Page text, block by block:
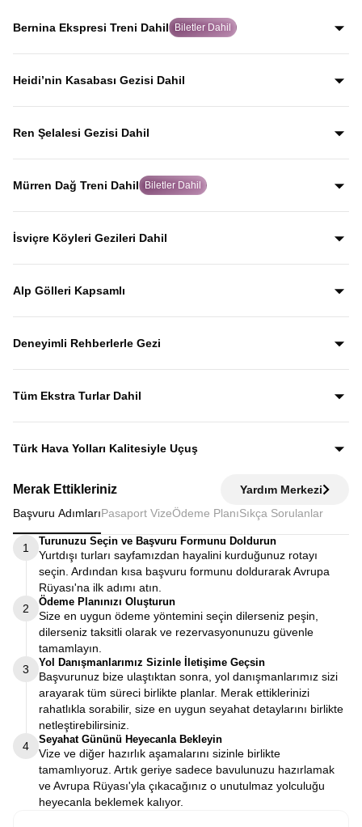
Bernina Ekspresi Treni Dahil Biletler Dahil
Dünyanın en ünlü tren rotalarından Bernina Ekspresi için
biletleri misafirlerimiz adına alıyor, Alp manzaraları
Heidi’nin Kasabası Gezisi Dahil
Dünyaca ünlü Heidi hikâyesine ilham veren Heididorf
kasabasını gezerek, Alp manzaraları eşliğinde masalsı
Ren Şelalesi Gezisi Dahil
Avrupa’nın en büyük şelalesi olan Ren Şelalesi, coşkulu
suları ve etkileyici manzarasıyla rehberli gezi programında
Mürren Dağ Treni Dahil Biletler Dahil
İsviçre Alpleri’nin en etkileyici dağ rotalarından biri olan
Mürren Dağ Treni ile; vadi ve Alp köyleri manzaraları
İsviçre Köyleri Gezileri Dahil
İsviçre Alpleri’nin en kartpostallık kasabaları olan Mürren,
Grindelwald ve Lauterbrunnen, Alp manzaraları eşliğinde
Alp Gölleri Kapsamlı
Gezi boyunca Luzern, Leman, Zürih, Brienz ve Thun
göllerini görerek İsviçre’nin en etkileyici Alp manzaralarına
Deneyimli Rehberlerle Gezi
Yıllardır bu tur rotasını birebir uygulayan ve deneyimleyen
rehberler eşliğinde gezerek; şehirleri sadece görmekle
Tüm Ekstra Turlar Dahil
Yola çıktığınızda sürpriz ödemelerle karşılaşmazsınız.
Ekstra tur ücreti alınmaz; programda yer alan tüm geziler
Türk Hava Yolları Kalitesiyle Uçuş
Yolları’nın konforu ve hizmet kalitesiyle seyahat edersiniz.
Merak Ettikleriniz
Yardım Merkezi
Başvuru AdımlarıPasaport VizeÖdeme Planı Sıkça Sorulanlar
1
Turunuzu Seçin ve Başvuru Formunu Doldurun
Yurtdışı turları sayfamızdan hayalini kurduğunuz rotayı
seçin. Ardından kısa başvuru formunu doldurarak Avrupa
Rüyası'na ilk adımı atın.
2
Ödeme Planınızı Oluşturun
Size en uygun ödeme yöntemini seçin dilerseniz peşin,
dilerseniz taksitli olarak ve rezervasyonunuzu güvenle
tamamlayın.
3
Yol Danışmanlarımız Sizinle İletişime Geçsin
Başvurunuz bize ulaştıktan sonra, yol danışmanlarımız sizi
arayarak tüm süreci birlikte planlar. Merak ettiklerinizi
rahatlıkla sorabilir, size en uygun seyahat detaylarını birlikte
netleştirebilirsiniz.
4
Seyahat Gününü Heyecanla Bekleyin
Vize ve diğer hazırlık aşamalarını sizinle birlikte
tamamlıyoruz. Artık geriye sadece bavulunuzu hazırlamak
ve Avrupa Rüyası'yla çıkacağınız o unutulmaz yolculuğu
heyecanla beklemek kalıyor.